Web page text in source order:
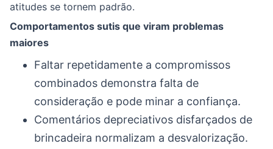
atitudes se tornem padrão.
Comportamentos sutis que viram problemas
maiores
Faltar repetidamente a compromissos
combinados demonstra falta de
consideração e pode minar a confiança.
Comentários depreciativos disfarçados de
brincadeira normalizam a desvalorização.